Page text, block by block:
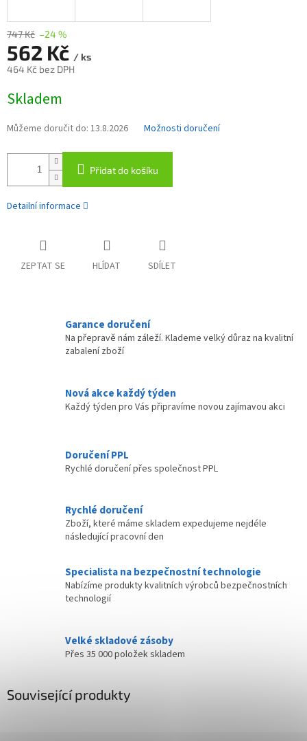
747 Kč –24 %
562 Kč / ks
464 Kč bez DPH
cena:
Skladem
Můžeme doručit do: 13.8.2026 Možnosti doručení
Přidat do košíku
Detailní informace
ZEPTAT SE HLÍDAT SDÍLET
Garance doručení
Na přepravě nám záleží. Klademe velký důraz na kvalitní
zabalení zboží
Nová akce každý týden
Každý týden pro Vás připravíme novou zajímavou akci
Doručení PPL
Rychlé doručení přes společnost PPL
Rychlé doručení
Zboží, které máme skladem expedujeme nejdéle
následující pracovní den
Specialista na bezpečnostní technologie
Nabízíme produkty kvalitních výrobců bezpečnostních
technologií
Velké skladové zásoby
Přes 35 000 položek skladem
Související produkty